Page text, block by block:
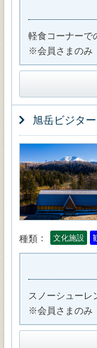
軽食コーナーで
※会員さまのみ
旭岳ビジタ
種類 文化施設
スノーシューレ
※会員さまのみ